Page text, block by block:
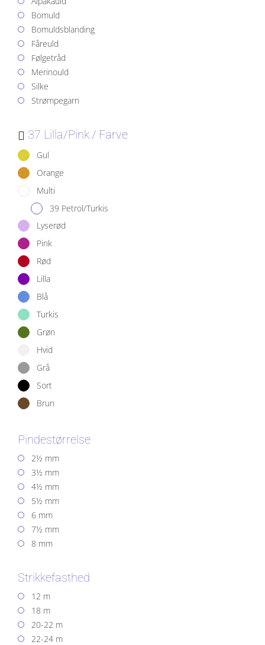
Bomuld
Bomuldsblanding
Fåreuld
Følgetråd
Merinould
Silke
Strømpegarn
37 Lilla/Pink Farve
Gul
Orange
Multi
39 Petrol/Turkis
Lyserød
Pink
Rød
Lilla
Blå
Turkis
Grøn
Hvid
Grå
Sort
Brun
Pindestørrelse
2½ mm
3½ mm
4½ mm
5½ mm
6 mm
7½ mm
8 mm
Strikkefasthed
12 m
18 m
20-22 m
22-24 m